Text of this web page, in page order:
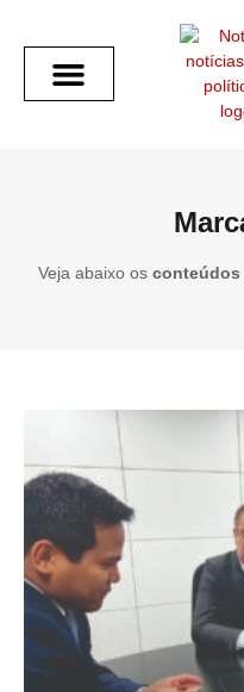
Veja abaixo os conteúdos